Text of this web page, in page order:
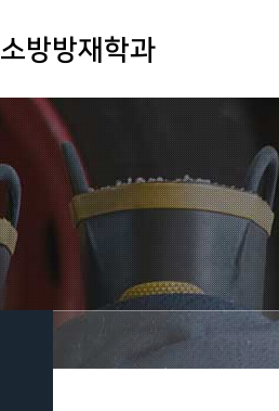
소방방재학과